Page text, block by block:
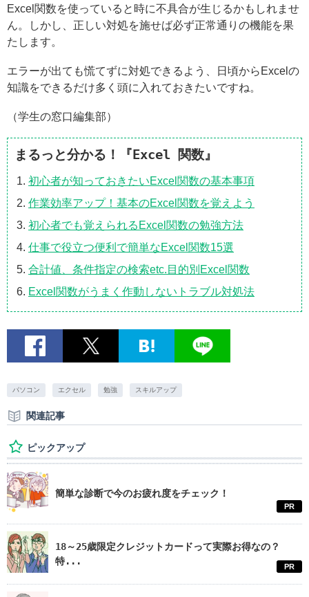
Excel関数を使っていると時に不具合が生じるかもしれませ
ん。しかし、正しい対処を施せば必ず正常通りの機能を果
たします。
エラーが出ても慌てずに対処できるよう、日頃からExcelの
知識をできるだけ多く頭に入れておきたいですね。
（学生の窓口編集部）
まるっと分かる！『Excel 関数』
初心者が知っておきたいExcel関数の基本事項
作業効率アップ！基本のExcel関数を覚えよう
初心者でも覚えられるExcel関数の勉強方法
仕事で役立つ便利で簡単なExcel関数15選
合計値、条件指定の検索etc.目的別Excel関数
Excel関数がうまく作動しないトラブル対処法
パソコン エクセル 勉強 スキルアップ
関連記事
ピックアップ
簡単な診断で今のお疲れ度をチェック！
PR
18～25歳限定クレジットカードって実際お得なの？
特...
PR